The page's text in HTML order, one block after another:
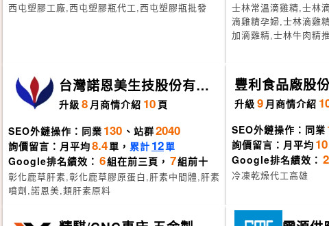
西屯塑膠工廠,西屯塑膠瓶代工,西屯塑膠瓶批發
士林常溫滴雞精,士林
滴雞精孕婦,士林滴雞
加滴雞精,士林牛肉精
台灣諾恩美生技股份有限
公司
升級 8 月商情介紹 10 頁
SEO外鏈操作：同業 130 、站群2040
詢價留言：月平均8.4單， 累計 12單
Google排名績效： 6組在前三頁， 7組前十
彰化鹿草肝素,彰化鹿草膠原蛋白,肝素中間體,肝素
噴劑,諾恩美,類肝素原料
豐利食品廠股
升級 9 月商情介紹
SEO外鏈操作：同業
詢價留言：月平均 10
Google排名績效： 2
冷凍乾燥代工高雄